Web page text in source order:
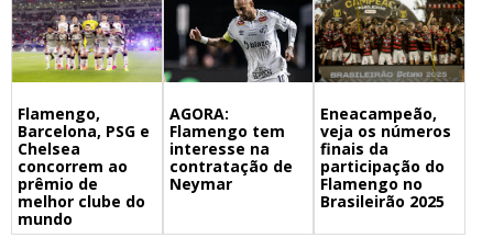
Flamengo,
Barcelona, PSG e
Chelsea
concorrem ao
prêmio de
melhor clube do
mundo
AGORA:
Flamengo tem
interesse na
contratação de
Neymar
Eneacampeão,
veja os números
finais da
participação do
Flamengo no
Brasileirão 2025